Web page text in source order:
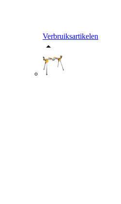
Verbruiksartikelen